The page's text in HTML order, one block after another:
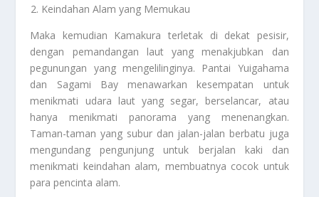
Keindahan Alam yang Memukau
Maka kemudian Kamakura terletak di dekat pesisir,
dengan pemandangan laut yang menakjubkan dan
pegunungan yang mengelilinginya. Pantai Yuigahama
dan Sagami Bay menawarkan kesempatan untuk
menikmati udara laut yang segar, berselancar, atau
hanya menikmati panorama yang menenangkan.
Taman-taman yang subur dan jalan-jalan berbatu juga
mengundang pengunjung untuk berjalan kaki dan
menikmati keindahan alam, membuatnya cocok untuk
para pencinta alam.